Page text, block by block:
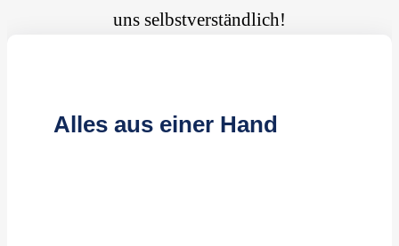
uns selbstverständlich!
Alles aus einer Hand